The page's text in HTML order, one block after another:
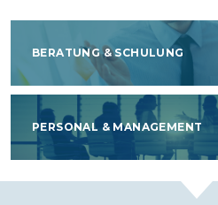
BERATUNG & SCHULUNG
PERSONAL & MANAGEMENT